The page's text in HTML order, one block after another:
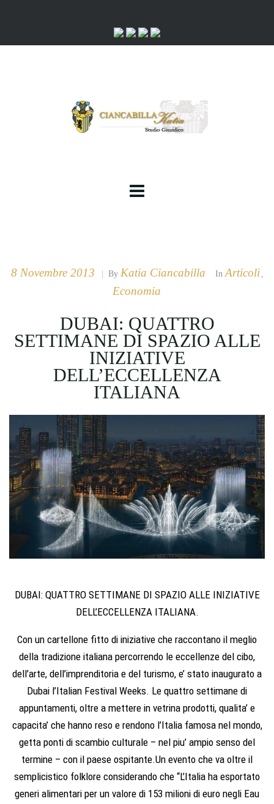
8 Novembre 2013 By Katia Ciancabilla InArticoli ,
Economia
DUBAI: QUATTRO
SETTIMANE DI SPAZIO ALLE
INIZIATIVE
DELL’ECCELLENZA
ITALIANA
DUBAI: QUATTRO SETTIMANE DI SPAZIO ALLE INIZIATIVE
DELL’ECCELLENZA ITALIANA.
Con un cartellone fitto di iniziative che raccontano il meglio
della tradizione italiana percorrendo le eccellenze del cibo,
dell’arte, dell’imprenditoria e del turismo, e’ stato inaugurato a
Dubai l’Italian Festival Weeks. Le quattro settimane di
appuntamenti, oltre a mettere in vetrina prodotti, qualita’ e
capacita’ che hanno reso e rendono l’Italia famosa nel mondo,
getta ponti di scambio culturale – nel piu’ ampio senso del
termine – con il paese ospitante.Un evento che va oltre il
semplicistico folklore considerando che “L’Italia ha esportato
generi alimentari per un valore di 153 milioni di euro negli Eau